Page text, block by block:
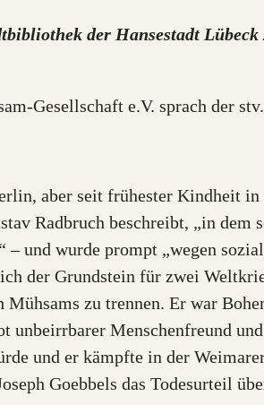
der Hansestadt Lübeck
Gesellschaft e.V. sprach der
aber seit frühester Kindheit
Radbruch beschreibt, „in dem
– und wurde prompt „wegen
der Grundstein für zwei
Mühsams zu trennen. Er war
unbeirrbarer Menschenfreund
und er kämpfte in der
Goebbels das Todesurteil